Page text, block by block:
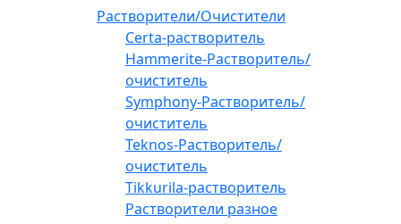
Растворители/Очистители
Certa-растворитель
Hammerite-Растворитель/
очиститель
Symphony-Растворитель/
очиститель
Teknos-Растворитель/
очиститель
Tikkurila-растворитель
Растворители разное